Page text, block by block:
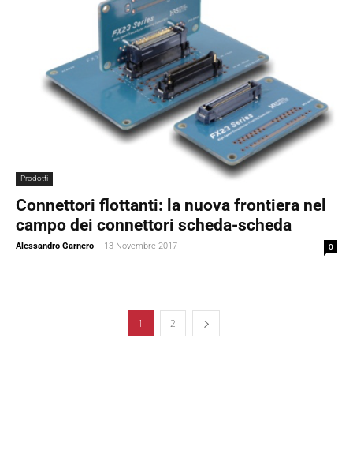
Prodotti
Connettori flottanti: la nuova frontiera nel
campo dei connettori scheda-scheda
Alessandro Garnero - 13 Novembre 2017 0
1 2